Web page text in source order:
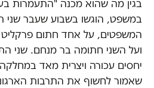
בגין מה שהוא מכנה "התעמרות
במשפט, הוגשו בשבוע שעבר שני
המשפטים, על אחד חתום פרקליט
ועל השני חתומה בר מנחם. שני
יחסים עכורה ויצרית מאד
שאמור לחשוף את התרבות